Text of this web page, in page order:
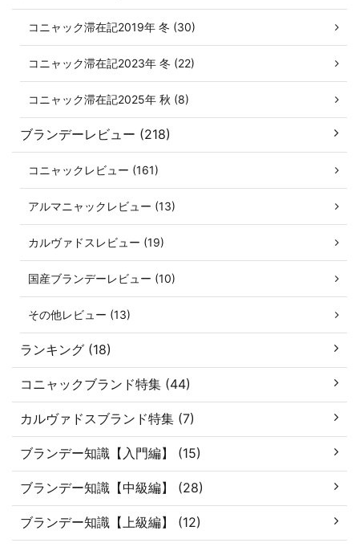
コニャック滞在記2019年 冬 (30)
コニャック滞在記2023年 冬 (22)
コニャック滞在記2025年 秋 (8)
ブランデーレビュー (218)
コニャックレビュー (161)
アルマニャックレビュー (13)
カルヴァドスレビュー (19)
国産ブランデーレビュー (10)
その他レビュー (13)
ランキング (18)
コニャックブランド特集 (44)
カルヴァドスブランド特集 (7)
ブランデー知識【入門編】 (15)
ブランデー知識【中級編】 (28)
ブランデー知識【上級編】 (12)